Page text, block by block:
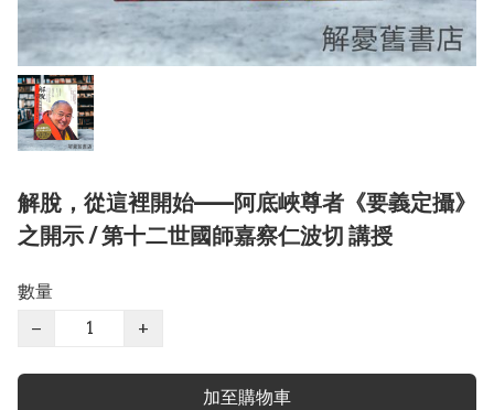
解脫，從這裡開始——阿底峽尊者《要義定攝》
之開示 / 第十二世國師嘉察仁波切 講授
數量
−
+
加至購物車